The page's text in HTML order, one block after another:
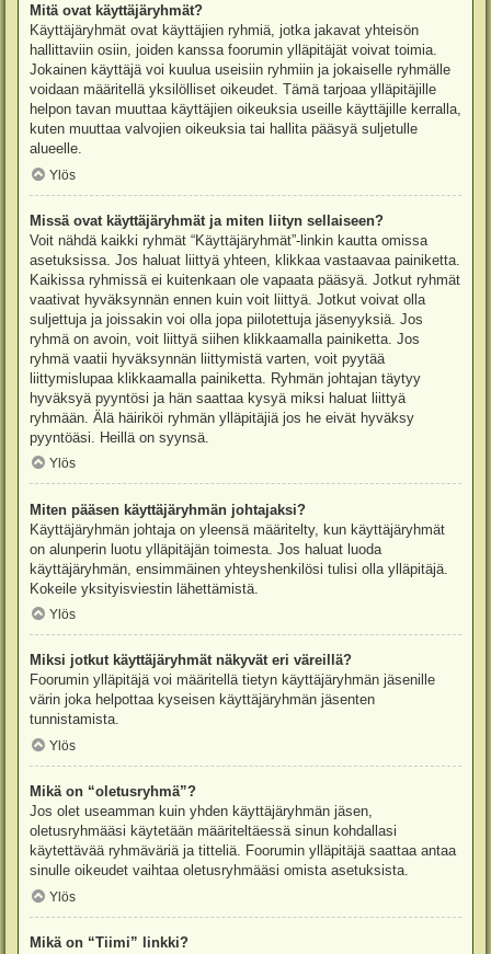
Mitä ovat käyttäjäryhmät?
Käyttäjäryhmät ovat käyttäjien ryhmiä, jotka jakavat yhteisön
hallittaviin osiin, joiden kanssa foorumin ylläpitäjät voivat toimia.
Jokainen käyttäjä voi kuulua useisiin ryhmiin ja jokaiselle ryhmälle
voidaan määritellä yksilölliset oikeudet. Tämä tarjoaa ylläpitäjille
helpon tavan muuttaa käyttäjien oikeuksia useille käyttäjille kerralla,
kuten muuttaa valvojien oikeuksia tai hallita pääsyä suljetulle
alueelle.
Ylös
Missä ovat käyttäjäryhmät ja miten liityn sellaiseen?
Voit nähdä kaikki ryhmät “Käyttäjäryhmät”-linkin kautta omissa
asetuksissa. Jos haluat liittyä yhteen, klikkaa vastaavaa painiketta.
Kaikissa ryhmissä ei kuitenkaan ole vapaata pääsyä. Jotkut ryhmät
vaativat hyväksynnän ennen kuin voit liittyä. Jotkut voivat olla
suljettuja ja joissakin voi olla jopa piilotettuja jäsenyyksiä. Jos
ryhmä on avoin, voit liittyä siihen klikkaamalla painiketta. Jos
ryhmä vaatii hyväksynnän liittymistä varten, voit pyytää
liittymislupaa klikkaamalla painiketta. Ryhmän johtajan täytyy
hyväksyä pyyntösi ja hän saattaa kysyä miksi haluat liittyä
ryhmään. Älä häiriköi ryhmän ylläpitäjiä jos he eivät hyväksy
pyyntöäsi. Heillä on syynsä.
Ylös
Miten pääsen käyttäjäryhmän johtajaksi?
Käyttäjäryhmän johtaja on yleensä määritelty, kun käyttäjäryhmät
on alunperin luotu ylläpitäjän toimesta. Jos haluat luoda
käyttäjäryhmän, ensimmäinen yhteyshenkilösi tulisi olla ylläpitäjä.
Kokeile yksityisviestin lähettämistä.
Ylös
Miksi jotkut käyttäjäryhmät näkyvät eri väreillä?
Foorumin ylläpitäjä voi määritellä tietyn käyttäjäryhmän jäsenille
värin joka helpottaa kyseisen käyttäjäryhmän jäsenten
tunnistamista.
Ylös
Mikä on “oletusryhmä”?
Jos olet useamman kuin yhden käyttäjäryhmän jäsen,
oletusryhmääsi käytetään määriteltäessä sinun kohdallasi
käytettävää ryhmäväriä ja titteliä. Foorumin ylläpitäjä saattaa antaa
sinulle oikeudet vaihtaa oletusryhmääsi omista asetuksista.
Ylös
Mikä on “Tiimi” linkki?